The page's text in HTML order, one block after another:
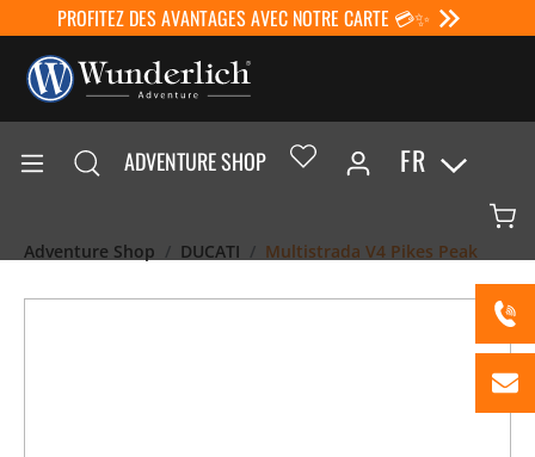
PROFITEZ DES AVANTAGES AVEC NOTRE CARTE 💳✨
ADVENTURE SHOP FR
Adventure Shop DUCATI Multistrada V4 Pikes Peak